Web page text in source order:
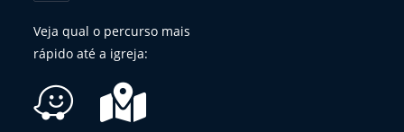
Veja qual o percurso mais
rápido até a igreja: